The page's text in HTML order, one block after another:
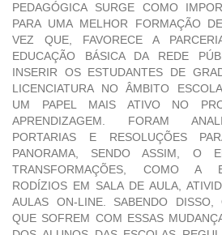
PEDAGÓGICA SURGE COMO
PARA UMA MELHOR FORMAÇÃO
VEZ QUE, FAVORECE A
EDUCAÇÃO BÁSICA DA REDE
INSERIR OS ESTUDANTES DE
LICENCIATURA NO ÂMBITO
UM PAPEL MAIS ATIVO NO
APRENDIZAGEM. FORAM
PORTARIAS E RESOLUÇÕES
PANORAMA, SENDO ASSIM, O
TRANSFORMAÇÕES, COMO A
RODÍZIOS EM SALA DE AULA,
AULAS ON-LINE. SABENDO DISSO,
QUE SOFREM COM ESSAS